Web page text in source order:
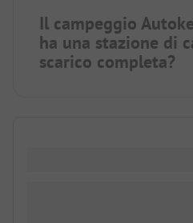
Il campeggio
ha una stazione di
scarico completa?